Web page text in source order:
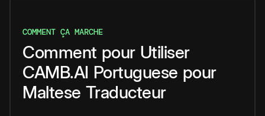
COMMENT ÇA MARCHE
Comment pour Utiliser
CAMB.AI Portuguese pour
Maltese Traducteur